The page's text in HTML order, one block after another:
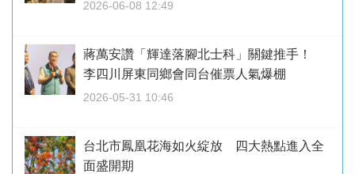
2026-06-08 12:49
蔣萬安讚「輝達落腳北士科」關鍵推手！
李四川屏東同鄉會同台催票人氣爆棚
2026-05-31 10:46
台北市鳳凰花海如火綻放 四大熱點進入全
面盛開期